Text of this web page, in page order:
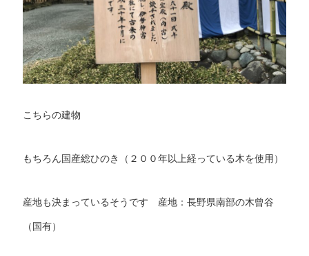
こちらの建物
もちろん国産総ひのき（２００年以上経っている木を使用）
産地も決まっているそうです 産地：長野県南部の木曾谷
（国有）